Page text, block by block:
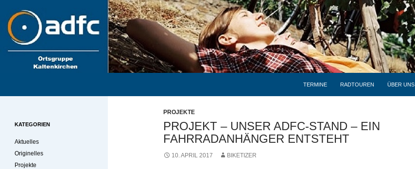
Inhalt
springen
TERMINE RADTOUREN ÜBER UNS
PROJEKTE
PROJEKT – UNSER ADFC-STAND – EIN
FAHRRADANHÄNGER ENTSTEHT
10. APRIL 2017 BIKETIZER
KATEGORIEN
Aktuelles
Originelles
Projekte